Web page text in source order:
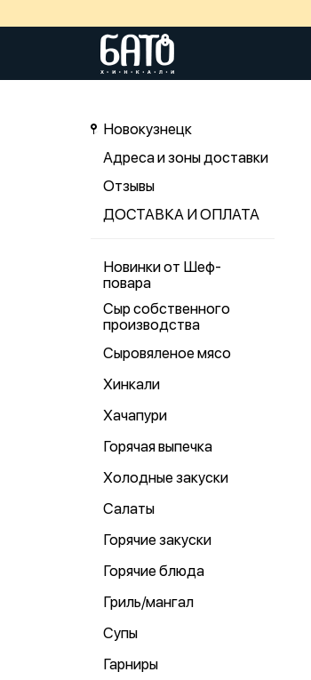
Новокузнецк
Адреса и зоны доставки
Отзывы
ДОСТАВКА И ОПЛАТА
Новинки от Шеф-
повара
Сыр собственного
производства
Сыровяленое мясо
Хинкали
Хачапури
Горячая выпечка
Холодные закуски
Салаты
Горячие закуски
Горячие блюда
Гриль/мангал
Супы
Гарниры